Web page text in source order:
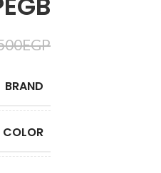
EGP
BRAND
COLOR